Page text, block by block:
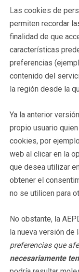
Las cookies de
permiten recordar
finalidad de que
características
preferencias
contenido del
la región desde la
Ya la anterior
propio usuario
cookies, por
web al clicar en la
que desea utilizar
obtener el
no se utilicen para
No obstante, la
la nueva versión de
preferencias que
necesariamente